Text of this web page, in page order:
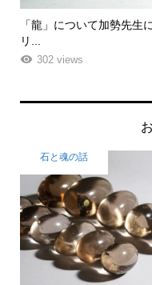
「龍」について加勢先
リ...
302 views
石と魂の話